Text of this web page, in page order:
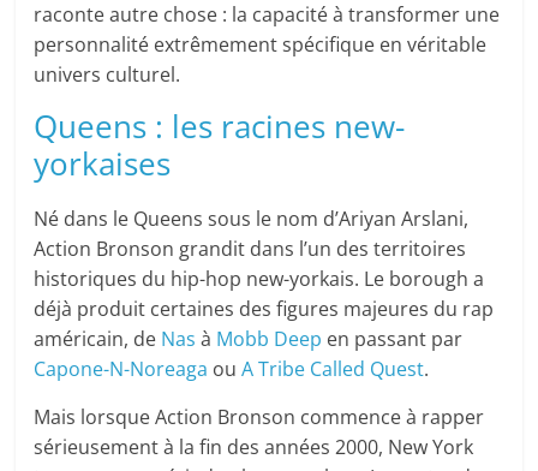
raconte autre chose : la capacité à transformer une
personnalité extrêmement spécifique en véritable
univers culturel.
Queens : les racines new-
yorkaises
Né dans le Queens sous le nom d’Ariyan Arslani,
Action Bronson grandit dans l’un des territoires
historiques du hip-hop new-yorkais. Le borough a
déjà produit certaines des figures majeures du rap
américain, de Nas à Mobb Deep en passant par
Capone-N-Noreaga ouA Tribe Called Quest.
Mais lorsque Action Bronson commence à rapper
sérieusement à la fin des années 2000, New York